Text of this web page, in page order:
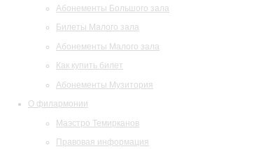
Абонементы Большого зала
Билеты Малого зала
Абонементы Малого зала
Как купить билет
Абонементы Музитория
О филармонии
Маэстро Темирканов
Правовая информация